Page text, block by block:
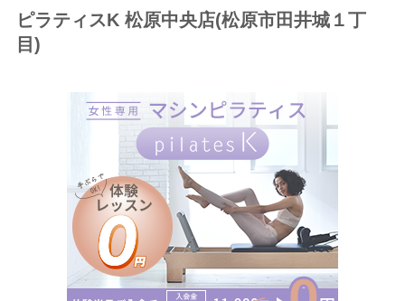
ピラティスK 松原中央店(松原市田井城１丁
目)